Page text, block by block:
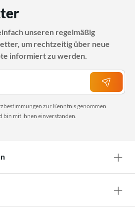
unseren regelmäßig
um rechtzeitig über neue
informiert zu werden.
zur Kenntnis genommen
bin mit ihnen einverstanden.